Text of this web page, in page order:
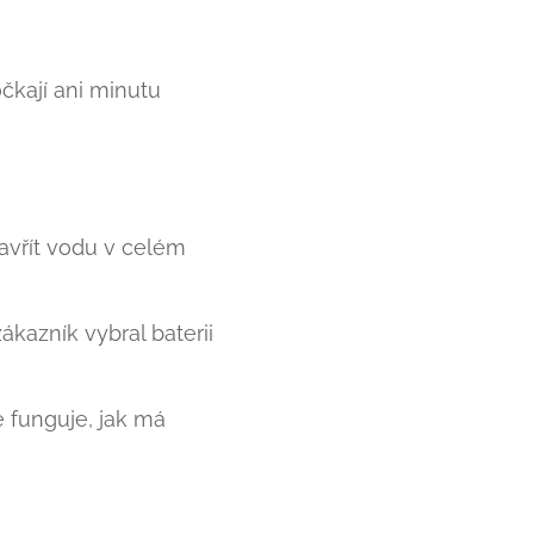
ani minutu 💪
vodu v celém
vybral baterii
jak má ✅